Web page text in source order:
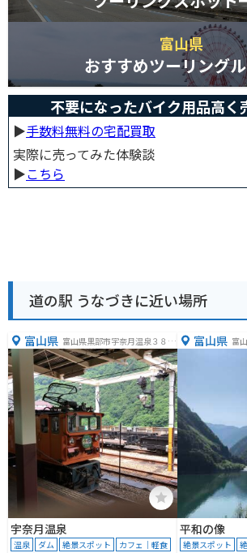
富山県
おすすめツーリング
不要になったバイク用品高く
▶︎手数料無料の宅配買取
実際に売ってみた体験談
▶︎こちら
道の駅 うなづきに近い場所
富山県 富山県黒部市宇奈月温泉３８
−４５
宇奈月温泉
温泉 ダム 絶景スポット
カフェ｜軽食
富山県 富
平和の像
絶景スポット